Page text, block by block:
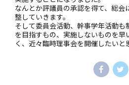
なんとか評議員の承認を得て、総会
整していきます。
そして委員会活動、幹事学年活動も
を目指すもの、実施しないものを早
く、近々臨時理事会を開催したいと